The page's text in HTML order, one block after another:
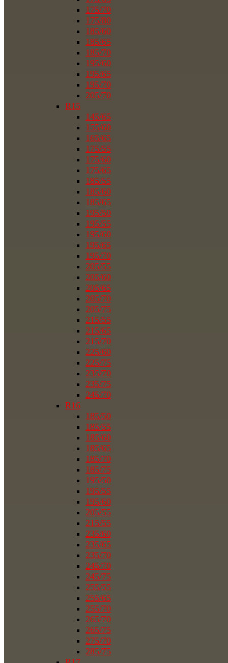
175/70
175/80
185/60
185/65
185/70
195/60
195/65
195/70
205/70
R15
145/65
155/60
165/65
175/55
175/60
175/65
185/55
185/60
185/65
195/50
195/55
195/60
195/65
195/70
205/55
205/60
205/65
205/70
205/75
215/55
215/65
215/70
225/60
225/75
235/70
235/75
245/70
R16
185/50
185/55
185/60
185/65
185/70
185/75
195/50
195/55
195/60
205/55
215/55
235/60
235/65
235/70
245/70
245/75
255/55
255/65
255/70
265/70
265/75
275/70
285/75